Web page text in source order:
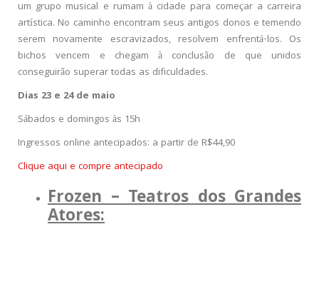
um grupo musical e rumam à cidade para começar a carreira
artística. No caminho encontram seus antigos donos e temendo
serem novamente escravizados, resolvem enfrentá-los. Os
bichos vencem e chegam à conclusão de que unidos
conseguirão superar todas as dificuldades.
Dias 23 e 24 de maio
Sábados e domingos às 15h
Ingressos online antecipados: a partir de R$44,90
Clique aqui e compre antecipado
Frozen – Teatros dos Grandes
Atores: